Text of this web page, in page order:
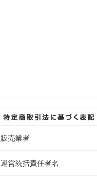
販売業者
運営統括責任者名